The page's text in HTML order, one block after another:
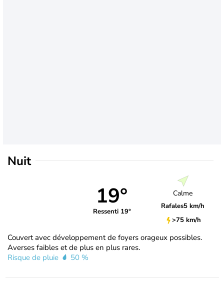
Nuit
19°
Ressenti 19°
Calme
Rafales5 km/h
>75 km/h
Couvert avec développement de foyers orageux possibles.
Averses faibles et de plus en plus rares.
Risque de pluie
50 %